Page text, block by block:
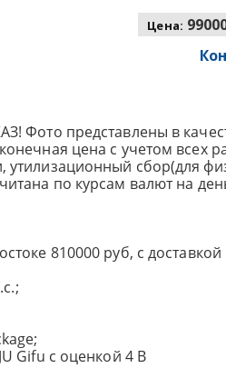
Цена:
Фото представлены в
цена с учетом всех
сбор(для
по курсам валют на
810000 руб, с
Gifu с оценкой 4 B